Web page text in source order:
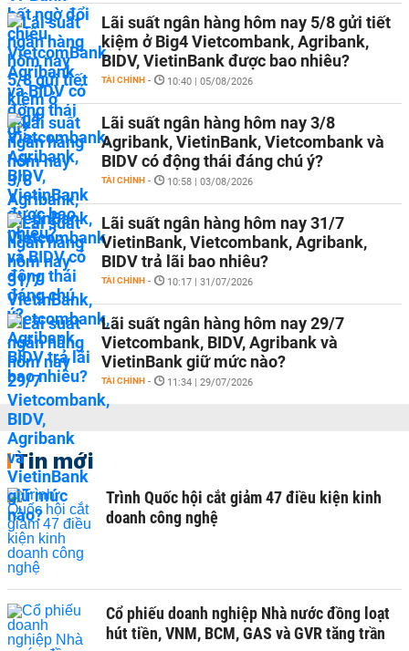
Lãi suất ngân hàng hôm nay 5/8 gửi tiết
kiệm ở Big4 Vietcombank, Agribank,
BIDV, VietinBank được bao nhiêu?
TÀI CHÍNH - 10:40 | 05/08/2026
Lãi suất ngân hàng hôm nay 3/8
Agribank, VietinBank, Vietcombank và
BIDV có động thái đáng chú ý?
TÀI CHÍNH - 10:58 | 03/08/2026
Lãi suất ngân hàng hôm nay 31/7
VietinBank, Vietcombank, Agribank,
BIDV trả lãi bao nhiêu?
TÀI CHÍNH - 10:17 | 31/07/2026
Lãi suất ngân hàng hôm nay 29/7
Vietcombank, BIDV, Agribank và
VietinBank giữ mức nào?
TÀI CHÍNH - 11:34 | 29/07/2026
Tin mới
Trình Quốc hội cắt giảm 47 điều kiện kinh
doanh công nghệ
Cổ phiếu doanh nghiệp Nhà nước đồng loạt
hút tiền, VNM, BCM, GAS và GVR tăng trần